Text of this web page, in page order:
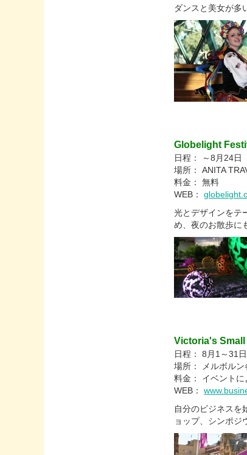
ダンスと美女が多
Globelight
日程： ～8月24日
場所： ANITA
料金： 無料
WEB：
光とデザインをテ
め、夜のお散歩に
Victoria's
日程： 8月1～31日
場所： メルボルン
料金： イベントに
WEB：
自分のビジネスを
ョップ、シンポ